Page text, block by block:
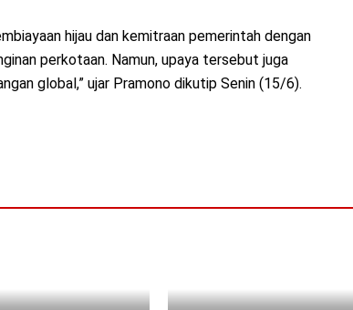
hijau dan kemitraan pemerintah dengan
perkotaan. Namun, upaya tersebut juga
global,” ujar Pramono dikutip Senin (15/6).